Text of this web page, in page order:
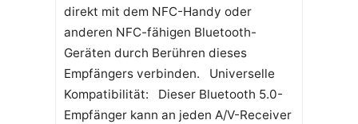
direkt mit dem NFC-Handy oder
anderen NFC-fähigen Bluetooth-
Geräten durch Berühren dieses
Empfängers verbinden. Universelle
Kompatibilität: Dieser Bluetooth 5.0-
Empfänger kann an jeden A/V-Receiver